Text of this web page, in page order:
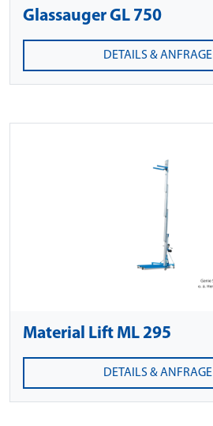
Glassauger GL 750
DETAILS & ANFRAGE
Material Lift ML 295
DETAILS & ANFRAGE